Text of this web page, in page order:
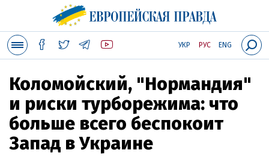
УКР РУС ENG
Коломойский, "Нормандия"
и риски турборежима: что
больше всего беспокоит
Запад в Украине